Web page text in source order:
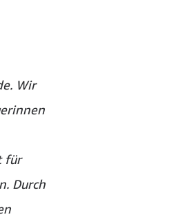
Wir
für
Durch